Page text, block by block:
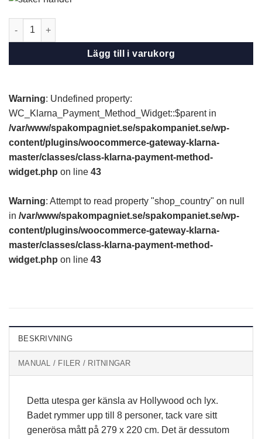
Utomhusspa Dream i svart mängd
Lägg till i varukorg
Warning: Undefined property:
WC_Klarna_Payment_Method_Widget::$parent in
/var/www/spakompagniet.se/spakompaniet.se/wp-
content/plugins/woocommerce-gateway-klarna-
master/classes/class-klarna-payment-method-
widget.php on line 43
Warning: Attempt to read property "shop_country" on null
in /var/www/spakompagniet.se/spakompaniet.se/wp-
content/plugins/woocommerce-gateway-klarna-
master/classes/class-klarna-payment-method-
widget.php on line 43
BESKRIVNING
MANUAL / FILER / RITNINGAR
Detta utespa ger känsla av Hollywood och lyx.
Badet rymmer upp till 8 personer, tack vare sitt
generösa mått på 279 x 220 cm. Det är dessutom